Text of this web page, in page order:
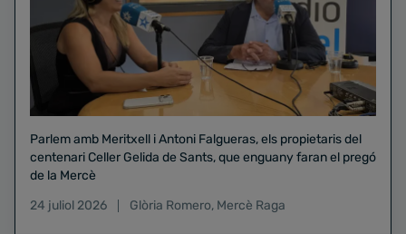
Parlem amb Meritxell i Antoni Falgueras, els propietaris del
centenari Celler Gelida de Sants, que enguany faran el pregó
de la Mercè
24 juliol 2026
Glòria Romero, Mercè Raga